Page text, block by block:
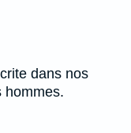
dans nos
hommes.